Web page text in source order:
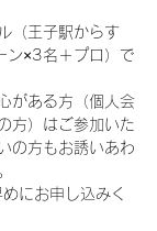
（王子駅からす
ン×3名＋プロ）で
がある方（個人会
方）はご参加いた
の方もお誘いあわ
にお申し込みく